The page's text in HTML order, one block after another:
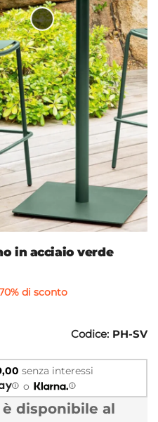
in acciaio verde
di sconto
Codice: PH-SV
senza interessi
o
disponibile al